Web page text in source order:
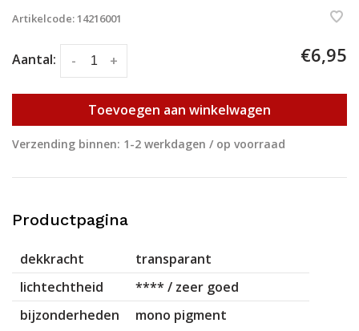
Artikelcode:14216001
Aantal: +
- €6,95
Toevoegen aan winkelwagen
Verzending binnen: 1-2 werkdagen / op voorraad
Productpagina
dekkracht
transparant
lichtechtheid
**** / zeer goed
bijzonderheden
mono pigment